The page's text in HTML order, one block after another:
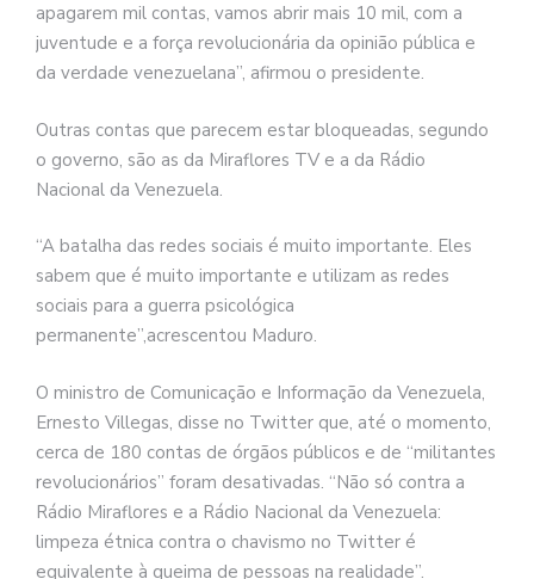
apagarem mil contas, vamos abrir mais 10 mil, com a
juventude e a força revolucionária da opinião pública e
da verdade venezuelana”, afirmou o presidente.
Outras contas que parecem estar bloqueadas, segundo
o governo, são as da Miraflores TV e a da Rádio
Nacional da Venezuela.
“A batalha das redes sociais é muito importante. Eles
sabem que é muito importante e utilizam as redes
sociais para a guerra psicológica
permanente”,acrescentou Maduro.
O ministro de Comunicação e Informação da Venezuela,
Ernesto Villegas, disse no Twitter que, até o momento,
cerca de 180 contas de órgãos públicos e de “militantes
revolucionários” foram desativadas. “Não só contra a
Rádio Miraflores e a Rádio Nacional da Venezuela:
limpeza étnica contra o chavismo no Twitter é
equivalente à queima de pessoas na realidade”.